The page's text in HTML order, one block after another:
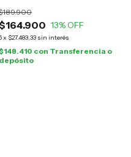
13% OFF
x $27.483,33 sin interés
con Transferencia o
depósito